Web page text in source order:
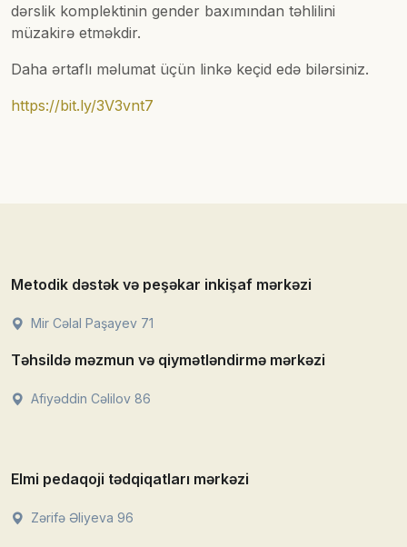
dərslik komplektinin gender baxımından təhlilini
müzakirə etməkdir.
Daha ərtaflı məlumat üçün linkə keçid edə bilərsiniz.
https://bit.ly/3V3vnt7
Metodik dəstək və peşəkar inkişaf mərkəzi
Mir Cəlal Paşayev 71
Təhsildə məzmun və qiymətləndirmə mərkəzi
Afiyəddin Cəlilov 86
Elmi pedaqoji tədqiqatları mərkəzi
Zərifə Əliyeva 96